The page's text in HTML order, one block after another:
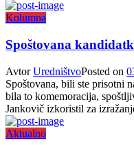
Kolumna
Spoštovana
AvtorUredništvoPosted on
Spoštovana, bili ste prisotni
bila to komemoracija,
Jankovič izkoristil za
Aktualno